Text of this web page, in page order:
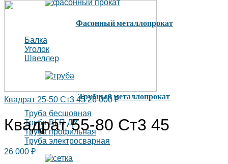
Фасонный металлопрокат
Балка
Уголок
Швеллер
Трубный металлопрокат
Труба бесшовная
Труба ВГП ДУ
Труба профильная
Труба электросварная
Квадрат 25-50 Ст3 4526 000₽
Квадрат 55-80 Ст3 45
26 000 ₽